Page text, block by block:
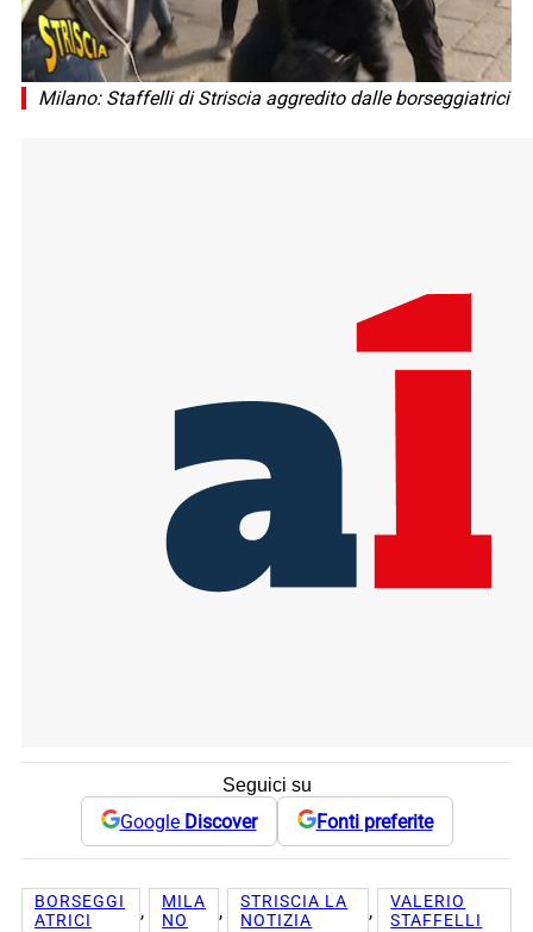
Milano: Staffelli di Striscia aggredito dalle borseggiatrici
Seguici su
Google Discover Fonti preferite
BORSEGGI
ATRICI
,
MILA
NO
,
STRISCIA LA
NOTIZIA
,
VALERIO
STAFFELLI